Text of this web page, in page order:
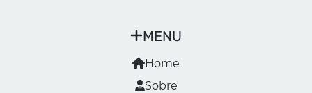
MENU
Home
Sobre